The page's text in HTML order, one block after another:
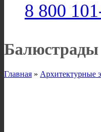
8 800
Балюстрады
Главная » Архитектурные